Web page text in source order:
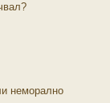
неморално